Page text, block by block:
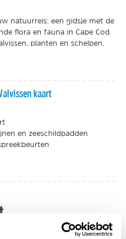
natuurreis: een gidsje met de
flora en fauna in Cape Cod.
planten en schelpen.
kaart
en zeeschildpadden
boeken, maar